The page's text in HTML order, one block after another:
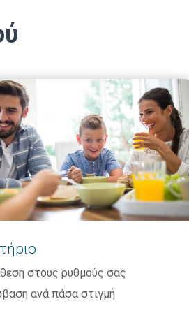
στους ρυθμούς σας
ανά πάσα στιγμή